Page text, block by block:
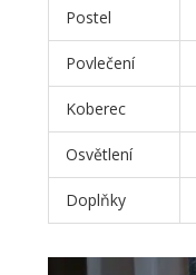
Postel
Povlečení
Koberec
Osvětlení
Doplňky